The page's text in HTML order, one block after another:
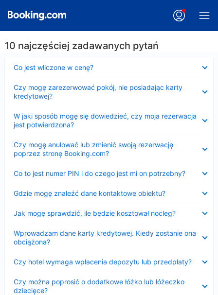
10 najczęściej zadawanych pytań
Co jest wliczone w cenę?
Czy mogę zarezerwować pokój, nie posiadając karty
kredytowej?
W jaki sposób mogę się dowiedzieć, czy moja rezerwacja
jest potwierdzona?
Czy mogę anulować lub zmienić swoją rezerwację
poprzez stronę Booking.com?
Co to jest numer PIN i do czego jest mi on potrzebny?
Gdzie mogę znaleźć dane kontaktowe obiektu?
Jak mogę sprawdzić, ile będzie kosztował nocleg?
Wprowadzam dane karty kredytowej. Kiedy zostanie ona
obciążona?
Czy hotel wymaga wpłacenia depozytu lub przedpłaty?
Czy można poprosić o dodatkowe łóżko lub łóżeczko
dziecięce?